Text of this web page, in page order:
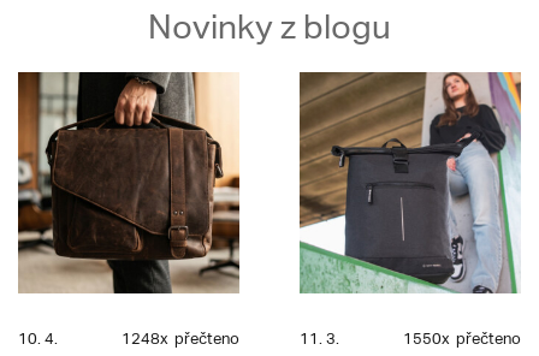
Novinky z blogu
10. 4. 1248x přečteno 11. 3. 1550x přečteno